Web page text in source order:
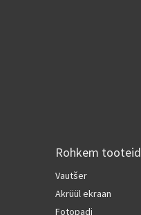
Rohkem tooteid
Vautšer
Akrüül ekraan
Fotopadi